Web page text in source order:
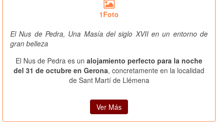
1Foto
El Nus de Pedra, Una Masía del siglo XVII en un entorno de
gran belleza
El Nus de Pedra es un alojamiento perfecto para la noche
del 31 de octubre en Gerona, concretamente en la localidad
de Sant Martí de Llémena
Ver Más